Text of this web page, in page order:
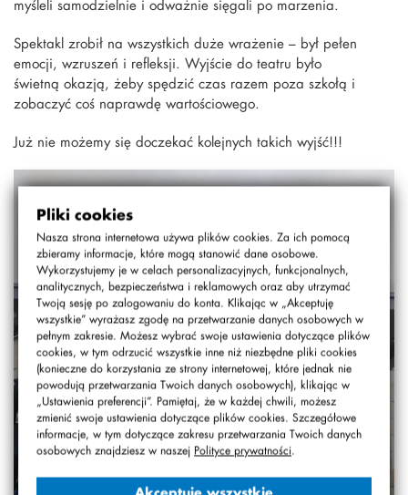
Pliki cookies
Nasza strona internetowa używa plików cookies. Za ich pomocą
zbieramy informacje, które mogą stanowić dane osobowe.
Wykorzystujemy je w celach personalizacyjnych, funkcjonalnych,
analitycznych, bezpieczeństwa i reklamowych oraz aby utrzymać
Twoją sesję po zalogowaniu do konta. Klikając w „Akceptuję
wszystkie” wyrażasz zgodę na przetwarzanie danych osobowych w
pełnym zakresie. Możesz wybrać swoje ustawienia dotyczące plików
cookies, w tym odrzucić wszystkie inne niż niezbędne pliki cookies
(konieczne do korzystania ze strony internetowej, które jednak nie
powodują przetwarzania Twoich danych osobowych), klikając w
„Ustawienia preferencji”. Pamiętaj, że w każdej chwili, możesz
zmienić swoje ustawienia dotyczące plików cookies. Szczegółowe
informacje, w tym dotyczące zakresu przetwarzania Twoich danych
osobowych znajdziesz w naszej Polityce prywatności.
myśleli samodzielnie i odważnie sięgali po marzenia.
Spektakl zrobił na wszystkich duże wrażenie – był pełen
emocji, wzruszeń i refleksji. Wyjście do teatru było
świetną okazją, żeby spędzić czas razem poza szkołą i
zobaczyć coś naprawdę wartościowego.
Już nie możemy się doczekać kolejnych takich wyjść!!!